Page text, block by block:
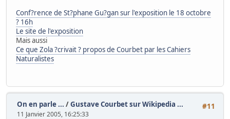
Conf?rence de St?phane Gu?gan sur l'exposition le 18 octobre
? 16h
Le site de l'exposition
Mais aussi
Ce que Zola ?crivait ? propos de Courbet par les Cahiers
Naturalistes
#11
On en parle ... /Gustave Courbet sur Wikipedia ...
11 Janvier 2005, 16:25:33